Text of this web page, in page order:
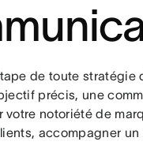
de toute
précis, une
votre notoriété de
accompagner